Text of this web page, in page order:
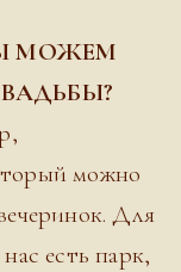
МОЖЕМ
можно
Для
есть парк,